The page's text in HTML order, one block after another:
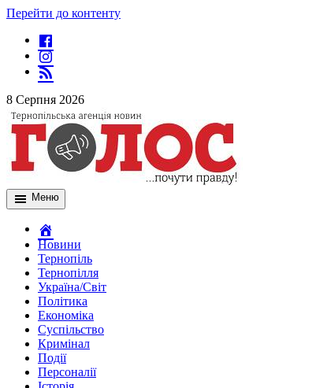
Перейти до контенту
8 Серпня 2026
Меню
Новини
Тернопіль
Тернопілля
Україна/Світ
Політика
Економіка
Суспільство
Кримінал
Події
Персоналії